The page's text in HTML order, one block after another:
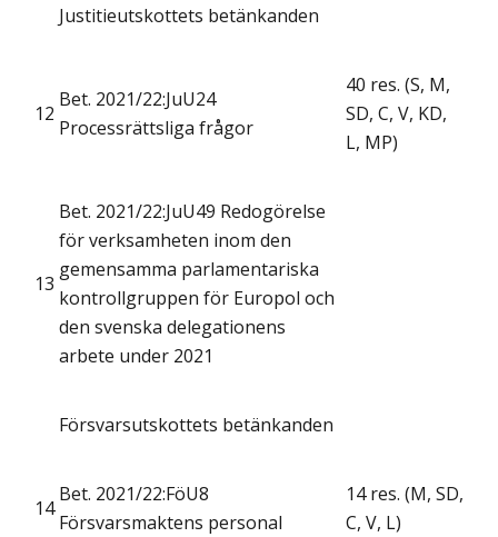
Justitieutskottets betänkanden
12
Bet. 2021/22:JuU24
Processrättsliga frågor
40 res. (S, M,
SD, C, V, KD,
L, MP)
13
Bet. 2021/22:JuU49 Redogörelse
för verksamheten inom den
gemensamma parlamentariska
kontrollgruppen för Europol och
den svenska delegationens
arbete under 2021
Försvarsutskottets betänkanden
14
Bet. 2021/22:FöU8
Försvarsmaktens personal
14 res. (M, SD,
C, V, L)